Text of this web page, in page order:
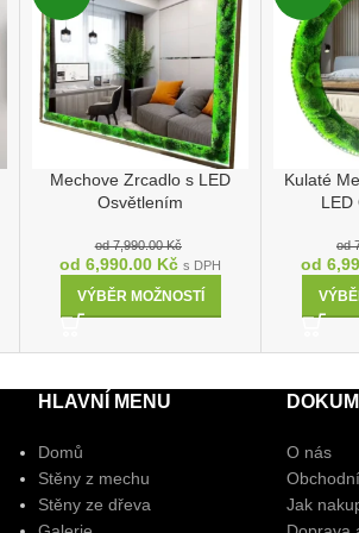
Mechove Zrcadlo s LED
Osvětlením
od7,990.00Kč
od6,990.00 Kč s DPH
VÝBĚR MOŽNOSTÍ
Kulaté
LED
od
od
HLAVNÍ MENU
Domů
Stěny z mechu
Stěny ze dřeva
O nás
Jak